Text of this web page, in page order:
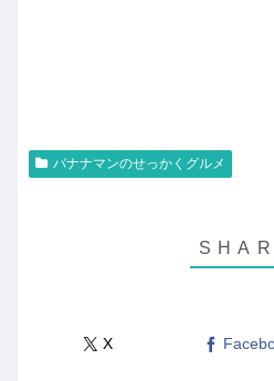
バナナマンのせっかくグルメ
X